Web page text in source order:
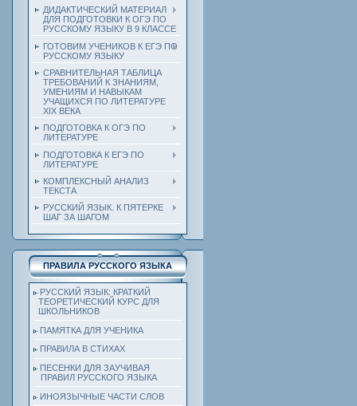
ДИДАКТИЧЕСКИЙ МАТЕРИАЛ
ДЛЯ ПОДГОТОВКИ К ОГЭ ПО
РУССКОМУ ЯЗЫКУ В 9 КЛАССЕ
ГОТОВИМ УЧЕНИКОВ К ЕГЭ ПО
РУССКОМУ ЯЗЫКУ
СРАВНИТЕЛЬНАЯ ТАБЛИЦА
ТРЕБОВАНИЙ К ЗНАНИЯМ,
УМЕНИЯМ И НАВЫКАМ
УЧАЩИХСЯ ПО ЛИТЕРАТУРЕ
ХIХ ВЕКА
ПОДГОТОВКА К ОГЭ ПО
ЛИТЕРАТУРЕ
ПОДГОТОВКА К ЕГЭ ПО
ЛИТЕРАТУРЕ
КОМПЛЕКСНЫЙ АНАЛИЗ
ТЕКСТА
РУССКИЙ ЯЗЫК. К ПЯТЕРКЕ
ШАГ ЗА ШАГОМ
ПРАВИЛА РУССКОГО ЯЗЫКА
РУССКИЙ ЯЗЫК: КРАТКИЙ
ТЕОРЕТИЧЕСКИЙ КУРС ДЛЯ
ШКОЛЬНИКОВ
ПАМЯТКА ДЛЯ УЧЕНИКА
ПРАВИЛА В СТИХАХ
ПЕСЕНКИ ДЛЯ ЗАУЧИВАЯ
ПРАВИЛ РУССКОГО ЯЗЫКА
ИНОЯЗЫЧНЫЕ ЧАСТИ СЛОВ